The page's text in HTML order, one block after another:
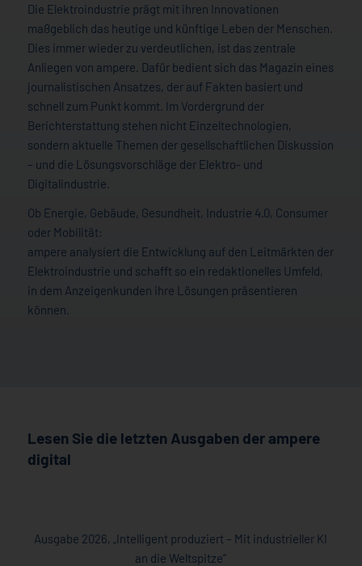
Die Elektroindustrie prägt mit ihren Innovationen
maßgeblich das heutige und künftige Leben der Menschen.
Dies immer wieder zu verdeutlichen, ist das zentrale
Anliegen von ampere. Dafür bedient sich das Magazin eines
journalistischen Ansatzes, der auf Fakten basiert und
schnell zum Punkt kommt. Im Vordergrund der
Berichterstattung stehen nicht Einzeltechnologien,
sondern aktuelle Themen der gesellschaftlichen Diskussion
– und die Lösungsvorschläge der Elektro- und
Digitalindustrie.
Ob Energie, Gebäude, Gesundheit, Industrie 4.0, Consumer
oder Mobilität:
ampere analysiert die Entwicklung auf den Leitmärkten der
Elektroindustrie und schafft so ein redaktionelles Umfeld,
in dem Anzeigenkunden ihre Lösungen präsentieren
können.
Lesen Sie die letzten Ausgaben der ampere
digital
Ausgabe 2026, „Intelligent produziert – Mit industrieller KI
an die Weltspitze“